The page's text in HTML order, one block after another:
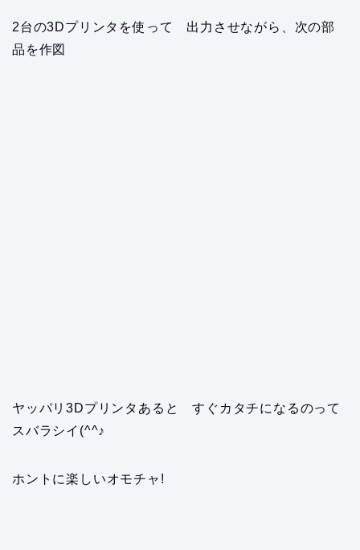
2台の3Dプリンタを使って 出力させながら、次の部
品を作図
ヤッパリ3Dプリンタあると すぐカタチになるのって
スバラシイ(^^♪
ホントに楽しいオモチャ!